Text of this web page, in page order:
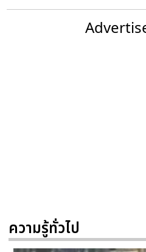
ความรู้ทั่วไป